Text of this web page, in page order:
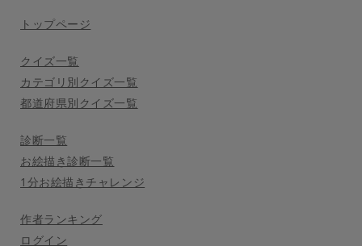
トップページ
クイズ一覧
カテゴリ別クイズ一覧
都道府県別クイズ一覧
診断一覧
お絵描き診断一覧
1分お絵描きチャレンジ
作者ランキング
ログイン